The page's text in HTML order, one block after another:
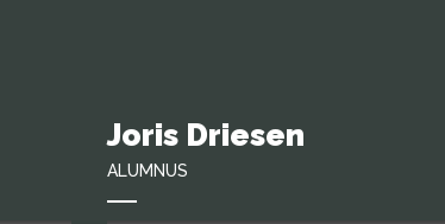
Joris Driesen
ALUMNUS